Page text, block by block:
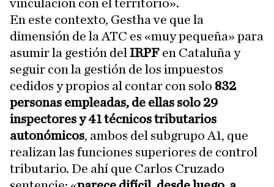
vinculación con el territorio».
En este contexto, Gestha ve que la
dimensión de la ATC es «muy pequeña» para
asumir la gestión del IRPF en Cataluña y
seguir con la gestión de los impuestos
cedidos y propios al contar con solo 832
personas empleadas, de ellas solo 29
inspectores y 41 técnicos tributarios
autonómicos, ambos del subgrupo A1, que
realizan las funciones superiores de control
tributario. De ahí que Carlos Cruzado